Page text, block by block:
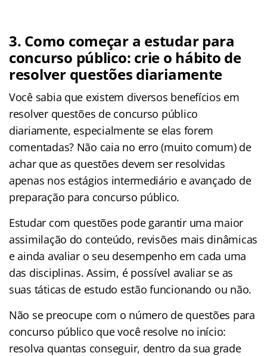
3. Como começar a estudar para
concurso público: crie o hábito de
resolver questões diariamente
Você sabia que existem diversos benefícios em
resolver questões de concurso público
diariamente, especialmente se elas forem
comentadas? Não caia no erro (muito comum) de
achar que as questões devem ser resolvidas
apenas nos estágios intermediário e avançado de
preparação para concurso público.
Estudar com questões pode garantir uma maior
assimilação do conteúdo, revisões mais dinâmicas
e ainda avaliar o seu desempenho em cada uma
das disciplinas. Assim, é possível avaliar se as
suas táticas de estudo estão funcionando ou não.
Não se preocupe com o número de questões para
concurso público que você resolve no início:
resolva quantas conseguir, dentro da sua grade